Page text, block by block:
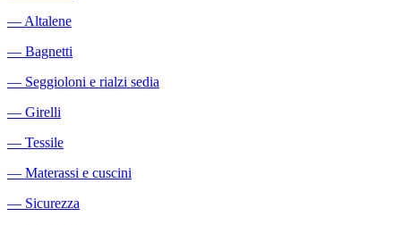
―Altalene
― Bagnetti
― Seggioloni e rialzi sedia
― Girelli
― Tessile
― Materassi e cuscini
― Sicurezza